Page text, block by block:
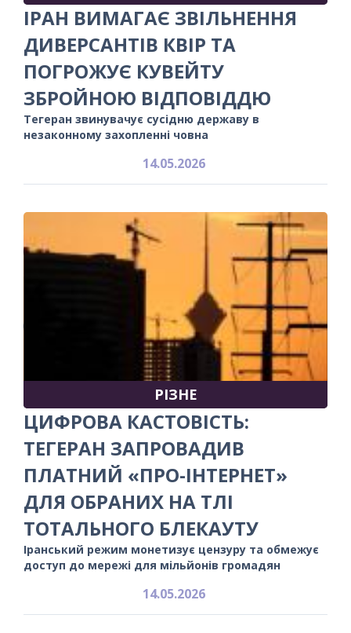
ІРАН ВИМАГАЄ ЗВІЛЬНЕННЯ
ДИВЕРСАНТІВ КВІР ТА
ПОГРОЖУЄ КУВЕЙТУ
ЗБРОЙНОЮ ВІДПОВІДДЮ
Тегеран звинувачує сусідню державу в
незаконному захопленні човна
14.05.2026
РІЗНЕ
ЦИФРОВА КАСТОВІСТЬ:
ТЕГЕРАН ЗАПРОВАДИВ
ПЛАТНИЙ «ПРО-ІНТЕРНЕТ»
ДЛЯ ОБРАНИХ НА ТЛІ
ТОТАЛЬНОГО БЛЕКАУТУ
Іранський режим монетизує цензуру та обмежує
доступ до мережі для мільйонів громадян
14.05.2026